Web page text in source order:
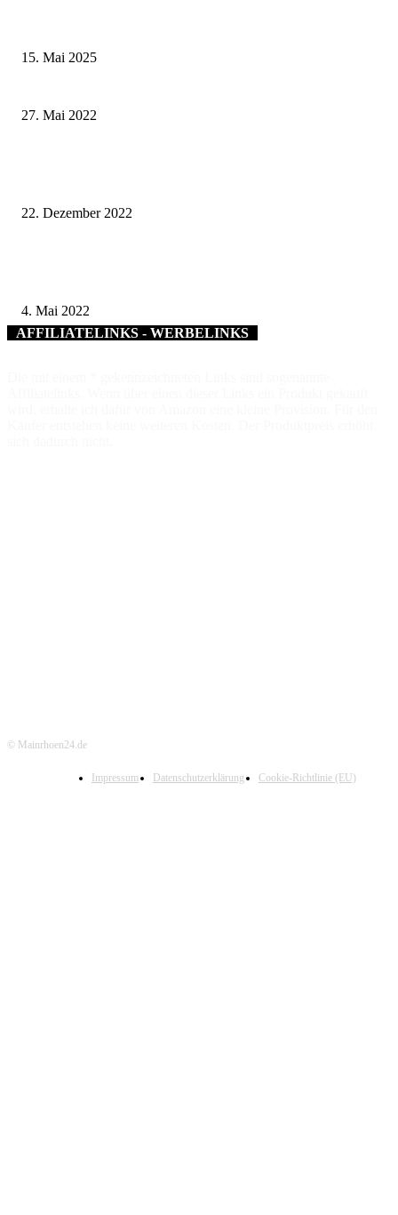
15. Mai 2025
27. Mai 2022
22. Dezember 2022
4. Mai 2022
AFFILIATELINKS - WERBELINKS
© Mainrhoen24.de
Impressum Datenschutzerklärung Cookie-Richtlinie (EU)